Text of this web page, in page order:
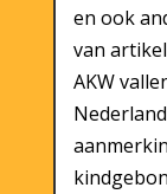
en ook
van
AKW